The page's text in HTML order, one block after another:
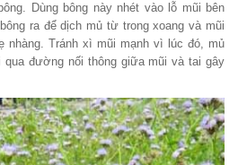
Dùng bông này nhét vào lỗ mũi bên
ra để dịch mủ từ trong xoang và mũi
nhàng. Tránh xì mũi mạnh vì lúc đó, mủ
đường nối thông giữa mũi và tai gây